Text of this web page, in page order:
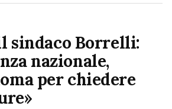
sindaco Borrelli:
nazionale,
per chiedere